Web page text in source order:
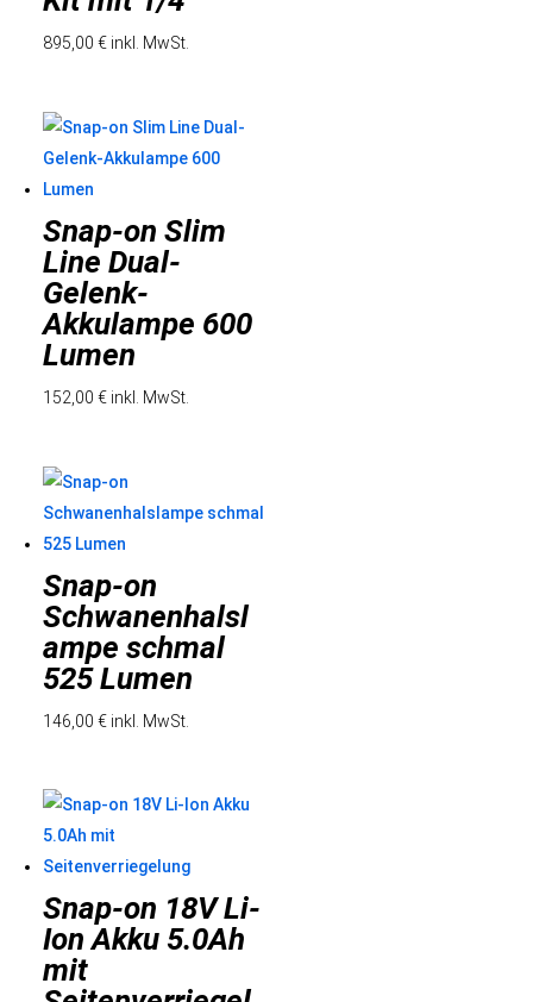
895,00€ inkl. MwSt.
Snap-on Slim
Line Dual-
Gelenk-
Akkulampe 600
Lumen
152,00€ inkl. MwSt.
Snap-on
Schwanenhalsl
ampe schmal
525 Lumen
146,00€ inkl. MwSt.
Snap-on 18V Li-
Ion Akku 5.0Ah
mit